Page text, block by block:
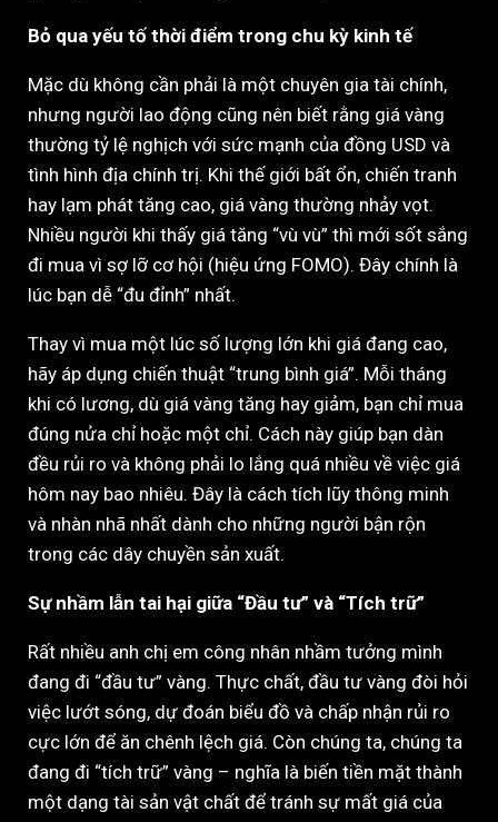
Bỏ qua yếu tố thời điểm trong chu kỳ kinh tế
Mặc dù không cần phải là một chuyên gia tài chính,
nhưng người lao động cũng nên biết rằng giá vàng
thường tỷ lệ nghịch với sức mạnh của đồng USD và
tình hình địa chính trị. Khi thế giới bất ổn, chiến tranh
hay lạm phát tăng cao, giá vàng thường nhảy vọt.
Nhiều người khi thấy giá tăng “vù vù” thì mới sốt sắng
đi mua vì sợ lỡ cơ hội (hiệu ứng FOMO). Đây chính là
lúc bạn dễ “đu đỉnh” nhất.
Thay vì mua một lúc số lượng lớn khi giá đang cao,
hãy áp dụng chiến thuật “trung bình giá”. Mỗi tháng
khi có lương, dù giá vàng tăng hay giảm, bạn chỉ mua
đúng nửa chỉ hoặc một chỉ. Cách này giúp bạn dàn
đều rủi ro và không phải lo lắng quá nhiều về việc giá
hôm nay bao nhiêu. Đây là cách tích lũy thông minh
và nhàn nhã nhất dành cho những người bận rộn
trong các dây chuyền sản xuất.
Sự nhầm lẫn tai hại giữa “Đầu tư” và “Tích trữ”
Rất nhiều anh chị em công nhân nhầm tưởng mình
đang đi “đầu tư” vàng. Thực chất, đầu tư vàng đòi hỏi
việc lướt sóng, dự đoán biểu đồ và chấp nhận rủi ro
cực lớn để ăn chênh lệch giá. Còn chúng ta, chúng ta
đang đi “tích trữ” vàng – nghĩa là biến tiền mặt thành
một dạng tài sản vật chất để tránh sự mất giá của